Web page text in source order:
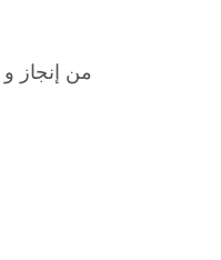
من إنجاز و